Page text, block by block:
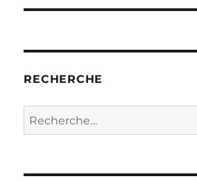
RECHERCHE
Recherche
pour :